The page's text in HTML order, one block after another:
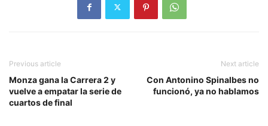
Previous article
Monza gana la Carrera 2 y
vuelve a empatar la serie de
cuartos de final
Next article
Con Antonino Spinalbes no
funcionó, ya no hablamos